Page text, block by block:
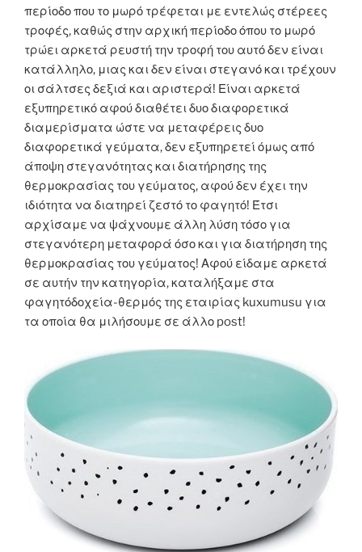
περίοδο που το μωρό τρέφεται με εντελώς στέρεες
τροφές, καθώς στην αρχική περίοδο όπου το μωρό
τρώει αρκετά ρευστή την τροφή του αυτό δεν είναι
κατάλληλο, μιας και δεν είναι στεγανό και τρέχουν
οι σάλτσες δεξιά και αριστερά! Είναι αρκετά
εξυπηρετικό αφού διαθέτει δυο διαφορετικά
διαμερίσματα ώστε να μεταφέρεις δυο
διαφορετικά γεύματα, δεν εξυπηρετεί όμως από
άποψη στεγανότητας και διατήρησης της
θερμοκρασίας του γεύματος, αφού δεν έχει την
ιδιότητα να διατηρεί ζεστό το φαγητό! Έτσι
αρχίσαμε να ψάχνουμε άλλη λύση τόσο για
στεγανότερη μεταφορά όσο και για διατήρηση της
θερμοκρασίας του γεύματος! Αφού είδαμε αρκετά
σε αυτήν την κατηγορία, καταλήξαμε στα
φαγητόδοχεία-θερμός της εταιρίας kuxumusu για
τα οποία θα μιλήσουμε σε άλλο post!